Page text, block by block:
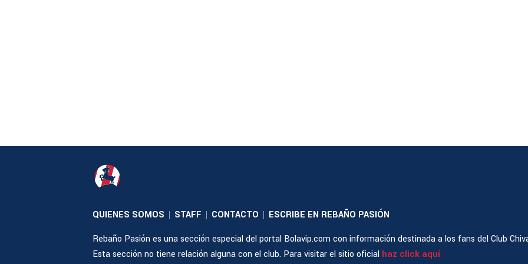
QUIENES SOMOS | STAFF | CONTACTO | ESCRIBE EN REBAÑO PASIÓN
Rebaño Pasión es una sección especial del portal Bolavip.com con información destinada a los fans del Club
Esta sección no tiene relación alguna con el club. Para visitar el sitio oficial haz click aquí